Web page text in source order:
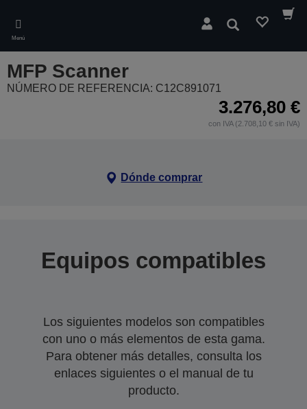
main
content
Menú
Buscar
MFP Scanner
NÚMERO DE REFERENCIA: C12C891071
3.276,80 €
con IVA (2.708,10 € sin IVA)
Dónde comprar
Equipos compatibles
Los siguientes modelos son compatibles
con uno o más elementos de esta gama.
Para obtener más detalles, consulta los
enlaces siguientes o el manual de tu
producto.